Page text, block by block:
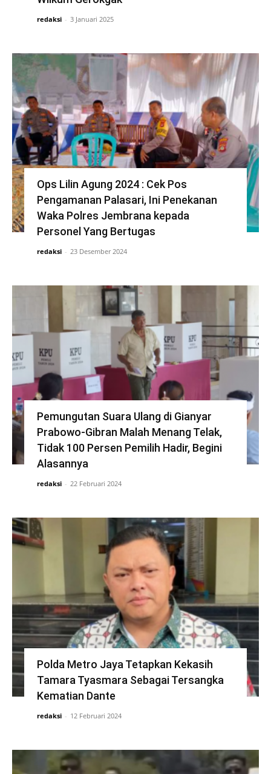
redaksi - 3 Januari 2025
Ops Lilin Agung 2024 : Cek Pos
Pengamanan Palasari, Ini Penekanan
Waka Polres Jembrana kepada
Personel Yang Bertugas
redaksi - 23 Desember 2024
Pemungutan Suara Ulang di Gianyar
Prabowo-Gibran Malah Menang Telak,
Tidak 100 Persen Pemilih Hadir, Begini
Alasannya
redaksi - 22 Februari 2024
Polda Metro Jaya Tetapkan Kekasih
Tamara Tyasmara Sebagai Tersangka
Kematian Dante
redaksi - 12 Februari 2024